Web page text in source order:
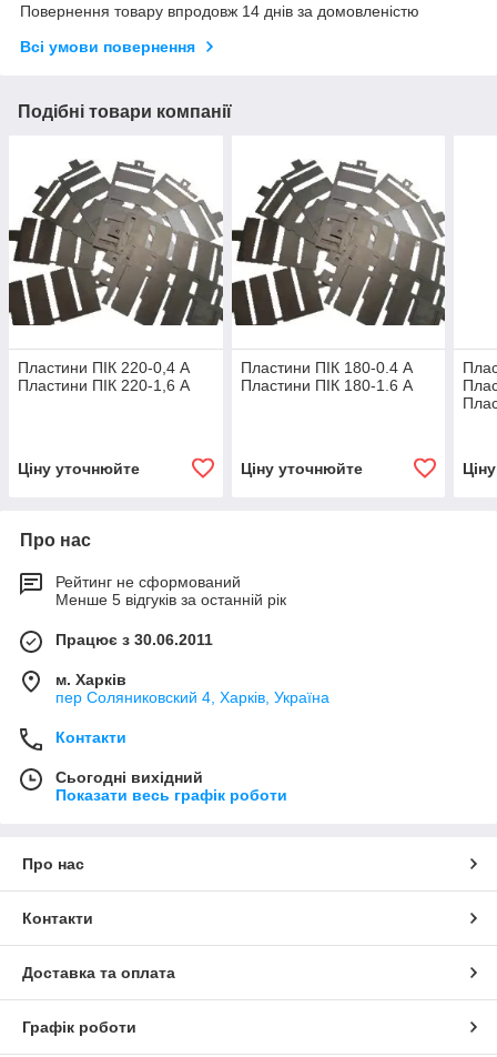
Повернення товару впродовж 14 днів за домовленістю
Всі умови повернення
Подібні товари компанії
Пластини ПІК 220-0,4 А
Пластини ПІК 220-1,6 А
Ціну уточнюйте
Пластини ПІК 180-0.4 А
Пластини ПІК 180-1.6 А
Ціну уточнюйте
Про нас
Рейтинг не сформований
Менше 5 відгуків за останній рік
Працює з 30.06.2011
м. Харків
пер Соляниковский 4, Харків, Україна
Контакти
Сьогодні вихідний
Показати весь графік роботи
Про нас
Контакти
Доставка та оплата
Графік роботи